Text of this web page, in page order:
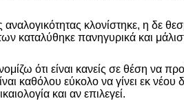
κλονίστηκε, η δε
καταλύθηκε πανηγυρικά και
ότι είναι κανείς σε θέση να
καθόλου εύκολο να γίνει εκ νέου
και αν επιλεγεί.